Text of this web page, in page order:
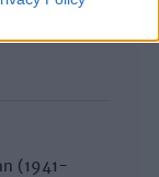
(1941-